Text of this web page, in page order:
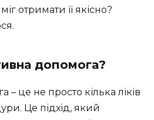
отримати її якісно?
допомога?
– це не просто кілька ліків
Це підхід, який